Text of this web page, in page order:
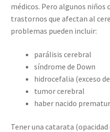
médicos. Pero algunos
trastornos que afectan al
problemas pueden incluir:
parálisis cerebral
síndrome de Down
hidrocefalia (exceso
tumor cerebral
haber nacido
Tener una catarata